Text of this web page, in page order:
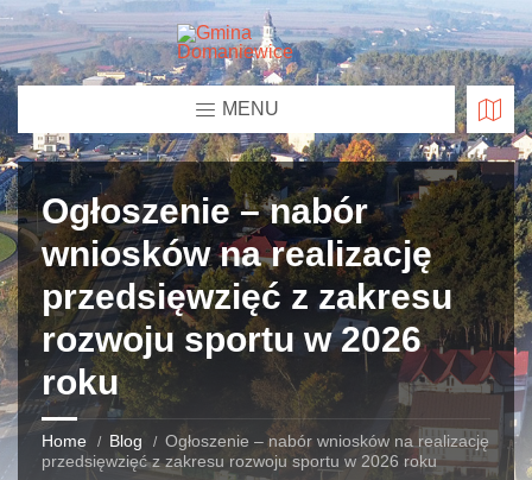
MENU
Ogłoszenie – nabór
wniosków na realizację
przedsięwzięć z zakresu
rozwoju sportu w 2026
roku
Home Blog
Ogłoszenie – nabór wniosków na realizację
przedsięwzięć z zakresu rozwoju sportu w 2026 roku